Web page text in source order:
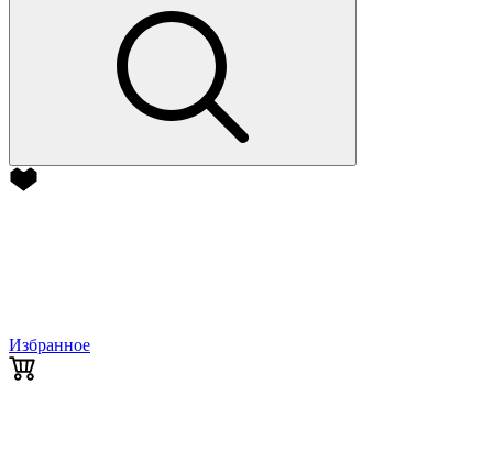
Избранное